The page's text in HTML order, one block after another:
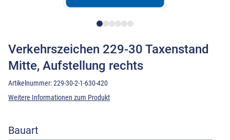
Verkehrszeichen 229-30 Taxenstand
Mitte, Aufstellung rechts
Artikelnummer:229-30-2-1-630-420
Weitere Informationen zum Produkt
Bauart